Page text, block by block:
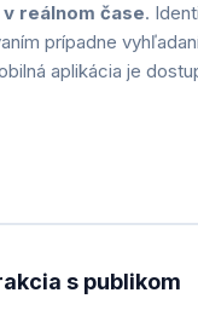
reálnom čase.
prípadne
aplikácia je
s publikom